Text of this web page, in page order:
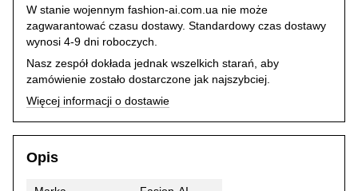
W stanie wojennym fashion-ai.com.ua nie może
zagwarantować czasu dostawy. Standardowy czas dostawy
wynosi 4-9 dni roboczych.
Nasz zespół dokłada jednak wszelkich starań, aby
zamówienie zostało dostarczone jak najszybciej.
Więcej informacji o dostawie
Opis